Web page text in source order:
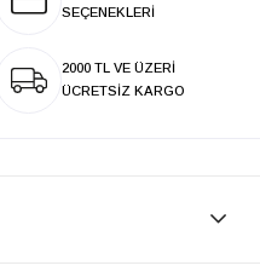
SEÇENEKLERİ
2000 TL VE ÜZERİ
ÜCRETSİZ KARGO